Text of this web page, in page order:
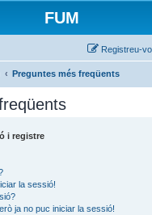
FUM
Registreu-
Preguntes més freqüents
i registre
la sessió!
ja no puc iniciar la sessió!